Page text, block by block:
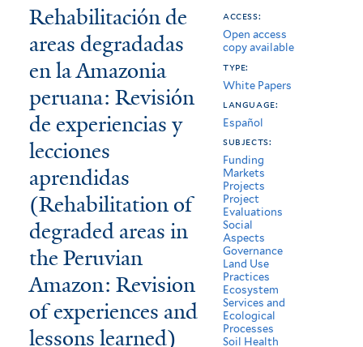
You
are
here
Rehabilitación
de
areas
degradadas
en
la
Amazonia
peruana:
Revisión
de
experiencias
y
Rehabilitación de
areas degradadas
en la Amazonia
peruana: Revisión
de experiencias y
lecciones
aprendidas
(Rehabilitation of
degraded areas in
the Peruvian
Amazon: Revision
of experiences and
lessons learned)
access:
Open access
copy available
type:
White Papers
language:
Español
subjects:
Funding
Markets
Projects
Project
Evaluations
Social
Aspects
Governance
Land Use
Practices
Ecosystem
Services and
Ecological
Processes
Soil Health